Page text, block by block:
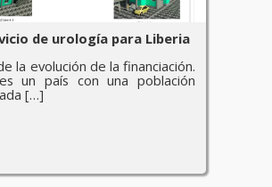
de urología para Liberia
la evolución de la financiación.
un país con una población
[…]